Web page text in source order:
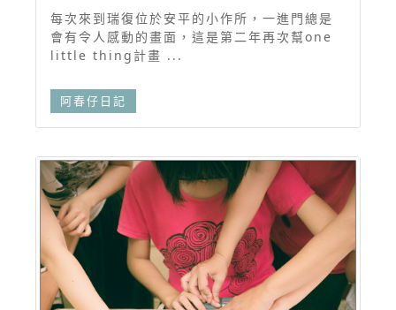
每次來到瑞復位於安平的小作所，一進門總是
會有令人感動的畫面，這是第二年再次幫one
little thing計畫 ...
阿春仔日記